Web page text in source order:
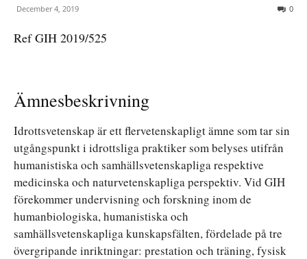
December 4, 2019 0
Ref GIH 2019/525
Ämnesbeskrivning
Idrottsvetenskap är ett flervetenskapligt ämne som tar sin
utgångspunkt i idrottsliga praktiker som belyses utifrån
humanistiska och samhällsvetenskapliga respektive
medicinska och naturvetenskapliga perspektiv. Vid GIH
förekommer undervisning och forskning inom de
humanbiologiska, humanistiska och
samhällsvetenskapliga kunskapsfälten, fördelade på tre
övergripande inriktningar: prestation och träning, fysisk